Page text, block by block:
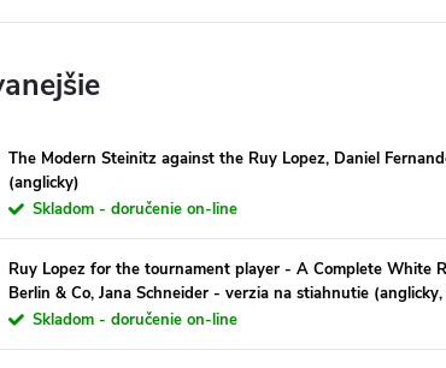
The Modern Steinitz against the Ruy Lopez, Daniel
(anglicky)
Skladom - doručenie on-line
Ruy Lopez for the tournament player - A Complete White
Berlin & Co, Jana Schneider - verzia na stiahnutie
Skladom - doručenie on-line